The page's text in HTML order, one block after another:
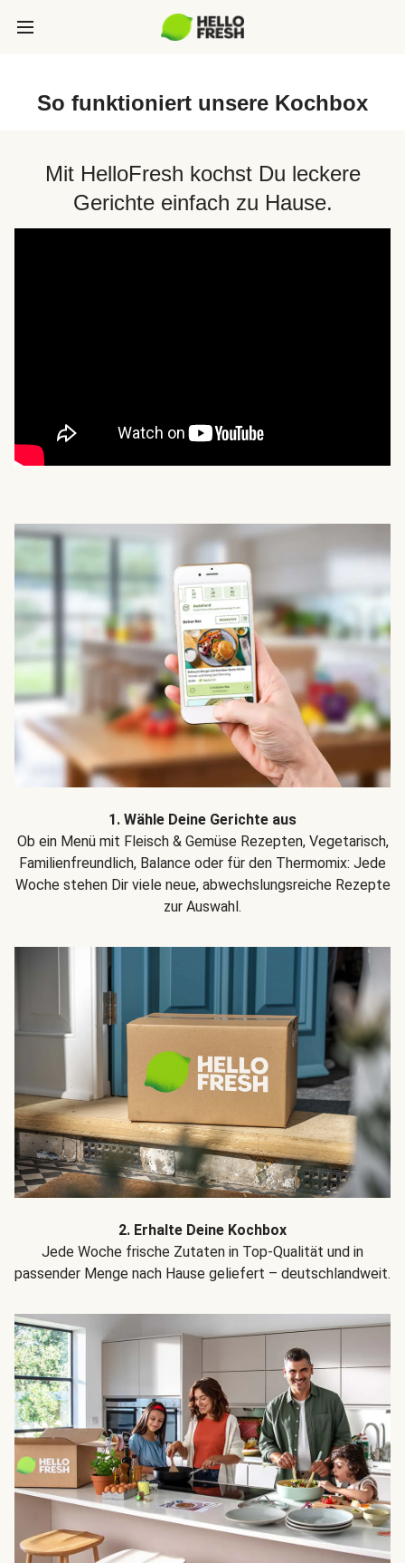
So funktioniert unsere Kochbox
Mit HelloFresh kochst Du leckere
Gerichte einfach zu Hause.
1. Wähle Deine Gerichte aus
Ob ein Menü mit Fleisch & Gemüse Rezepten, Vegetarisch,
Familienfreundlich, Balance oder für den Thermomix: Jede
Woche stehen Dir viele neue, abwechslungsreiche Rezepte
zur Auswahl.
2. Erhalte Deine Kochbox
Jede Woche frische Zutaten in Top-Qualität und in
passender Menge nach Hause geliefert – deutschlandweit.